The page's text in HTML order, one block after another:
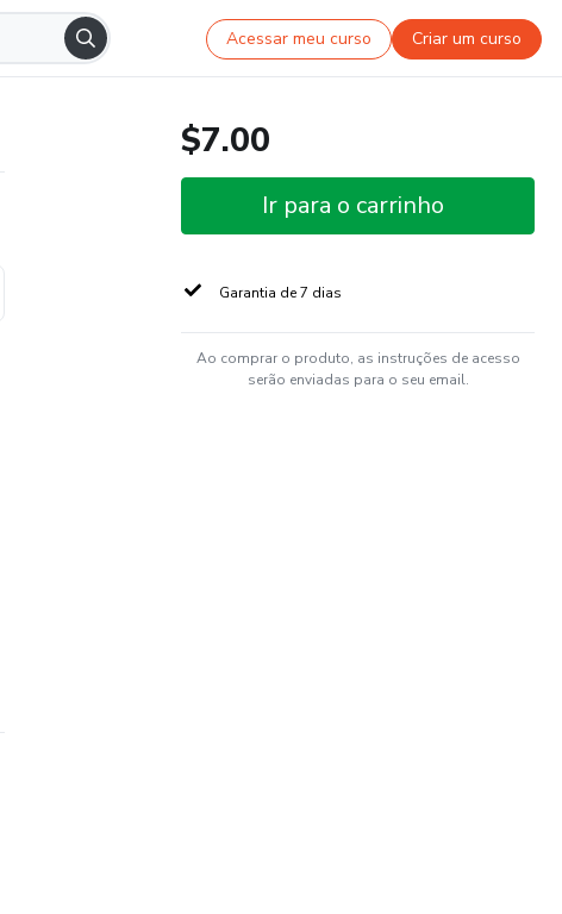
Acessar meu curso Criar um curso
$7.00
Ir para o carrinho
Garantia de 7 dias
Ao comprar o produto, as instruções de acesso
serão enviadas para o seu email.